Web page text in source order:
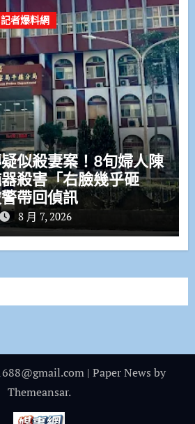
者爆料網
似殺妻案！8旬婦人陳
殺害「右臉幾乎砸
帶回偵訊
8 月 7, 2026
| Paper News by
Themeansar.